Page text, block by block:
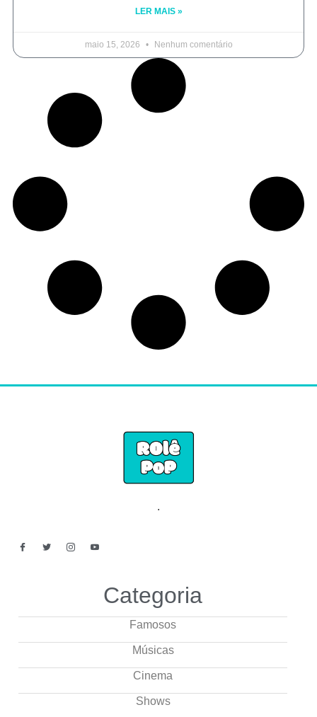
LER MAIS »
maio 15, 2026 Nenhum comentário
.
Categoria
Famosos
Músicas
Cinema
Shows